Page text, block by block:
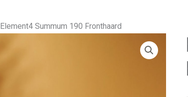
Element4 Summum 190 Fronthaard